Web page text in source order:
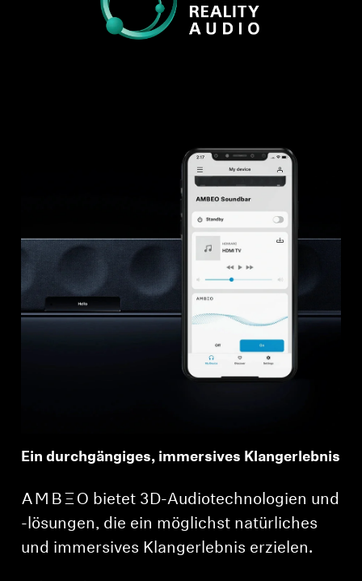
Ein durchgängiges, immersives Klangerlebnis
-AMBEO- bietet 3D-Audiotechnologien und
-lösungen, die ein möglichst natürliches
und immersives Klangerlebnis erzielen.